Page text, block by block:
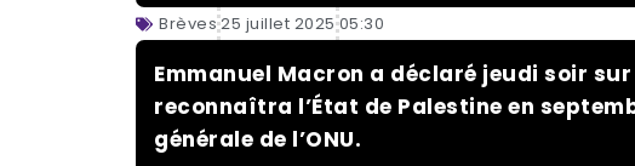
Brèves 25 juillet 2025 05:30
Emmanuel Macron a déclaré jeudi soir
reconnaîtra l’État de Palestine en
générale de l’ONU.